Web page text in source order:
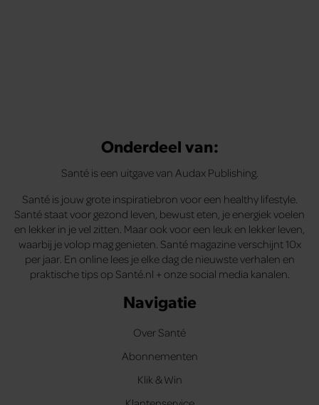
Onderdeel van:
Santé is een uitgave van Audax Publishing.
Santé is jouw grote inspiratiebron voor een healthy lifestyle.
Santé staat voor gezond leven, bewust eten, je energiek voelen
en lekker in je vel zitten. Maar ook voor een leuk en lekker leven,
waarbij je volop mag genieten. Santé magazine verschijnt 10x
per jaar. En online lees je elke dag de nieuwste verhalen en
praktische tips op Santé.nl + onze social media kanalen.
Navigatie
Over Santé
Abonnementen
Klik & Win